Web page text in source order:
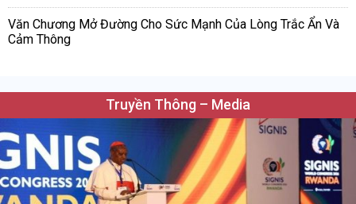
Văn Chương Mở Đường Cho Sức Mạnh Của Lòng Trắc Ẩn Và
Cảm Thông
Truyền Thông – Media